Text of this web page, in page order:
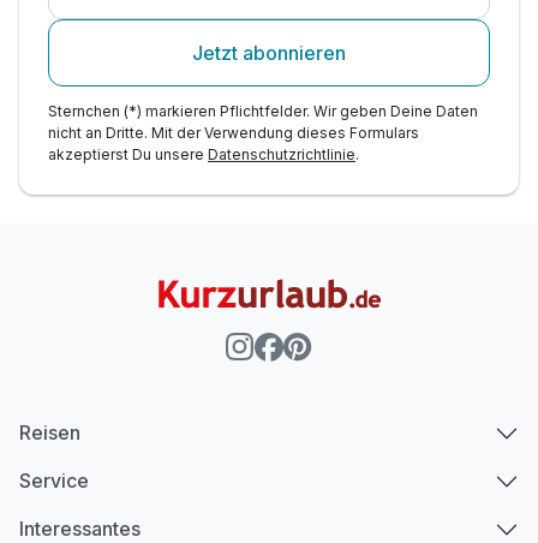
Ausstattung
Für 5 Tage
Doppelzimmer zur Einzelnutzung
Jetzt abonnieren
Sternchen (*) markieren Pflichtfelder. Wir geben Deine Daten
nicht an Dritte. Mit der Verwendung dieses Formulars
akzeptierst Du unsere Datenschutzrichtlinie.
Reisen
Service
Interessantes